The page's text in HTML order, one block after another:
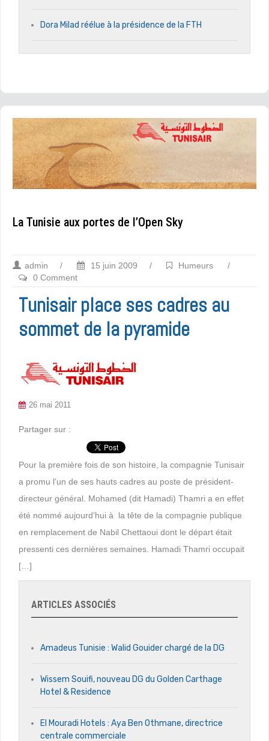
Dora Milad réélue à la présidence de la FTH
La Tunisie aux portes de l’Open Sky
admin / 15 juin 2009 / Humeurs
/
0 Comment
Tunisair place ses cadres au
sommet de la pyramide
26 mai 2011
Partager sur :
Pour la première fois de son histoire, la compagnie Tunisair
a promu l’un de ses hauts cadres au poste de président-
directeur général. Mohamed (dit Hamadi) Thamri a en effet
été nommé aujourd’hui à la tête de la compagnie publique
en remplacement de Nabil Chettaoui dont le départ était
pressenti ces dernières semaines. Hamadi Thamri occupait
[…]
ARTICLES ASSOCIÉS
Amadeus Tunisie : Walid Gouider chargé de la DG
Wissem Souifi, nouveau DG du Golden Carthage
Hotel & Residence
El Mouradi Hotels : Aya Ben Othmane, directrice
centrale commerciale